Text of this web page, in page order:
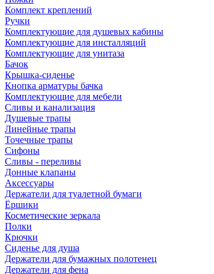
Комплект креплений
Ручки
Комплектующие для душевых кабины
Комплектующие для инсталляций
Комплектующие для унитаза
Бачок
Крышка-сиденье
Кнопка арматуры бачка
Комплектующие для мебели
Сливы и канализация
Душевые трапы
Линейные трапы
Точечные трапы
Сифоны
Сливы - переливы
Донные клапаны
Аксессуары
Держатели для туалетной бумаги
Ёршики
Косметические зеркала
Полки
Крючки
Сиденье для душа
Держатели для бумажных полотенец
Держатели для фена